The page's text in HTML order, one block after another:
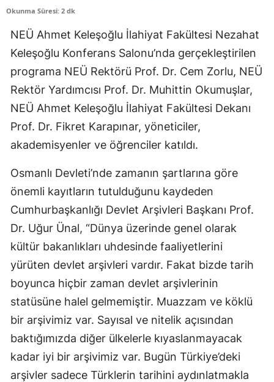
Elazığ
Erzincan
Erzurum
Eskişehir
Gaziantep
Gümüşhane
Hakkari
Hatay
Isparta
Mersin
İstanbul
İzmir
Okunma Süresi: 2 dk
NEÜ Ahmet Keleşoğlu İlahiyat Fakültesi Nezahat
Keleşoğlu Konferans Salonu’nda gerçekleştirilen
programa NEÜ Rektörü Prof. Dr. Cem Zorlu, NEÜ
Rektör Yardımcısı Prof. Dr. Muhittin Okumuşlar,
NEÜ Ahmet Keleşoğlu İlahiyat Fakültesi Dekanı
Prof. Dr. Fikret Karapınar, yöneticiler,
akademisyenler ve öğrenciler katıldı.
Osmanlı Devleti’nde zamanın şartlarına göre
önemli kayıtların tutulduğunu kaydeden
Cumhurbaşkanlığı Devlet Arşivleri Başkanı Prof.
Dr. Uğur Ünal, “Dünya üzerinde genel olarak
kültür bakanlıkları uhdesinde faaliyetlerini
yürüten devlet arşivleri vardır. Fakat bizde tarih
boyunca hiçbir zaman devlet arşivlerinin
statüsüne halel gelmemiştir. Muazzam ve köklü
bir arşivimiz var. Sayısal ve nitelik açısından
baktığımızda diğer ülkelerle kıyaslanmayacak
kadar iyi bir arşivimiz var. Bugün Türkiye’deki
arşivler sadece Türklerin tarihini aydınlatmakla